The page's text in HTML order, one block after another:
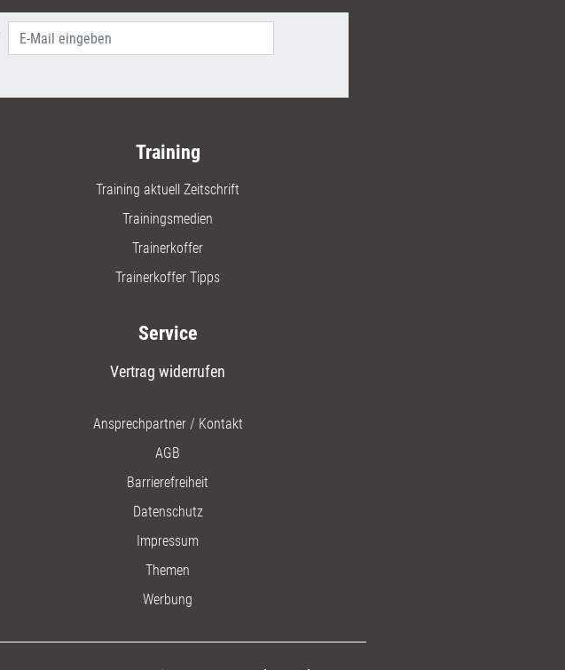
Training
Training aktuell Zeitschrift
Trainingsmedien
Trainerkoffer
Trainerkoffer Tipps
Service
Vertrag widerrufen
Ansprechpartner / Kontakt
AGB
Barrierefreiheit
Datenschutz
Impressum
Themen
Werbung